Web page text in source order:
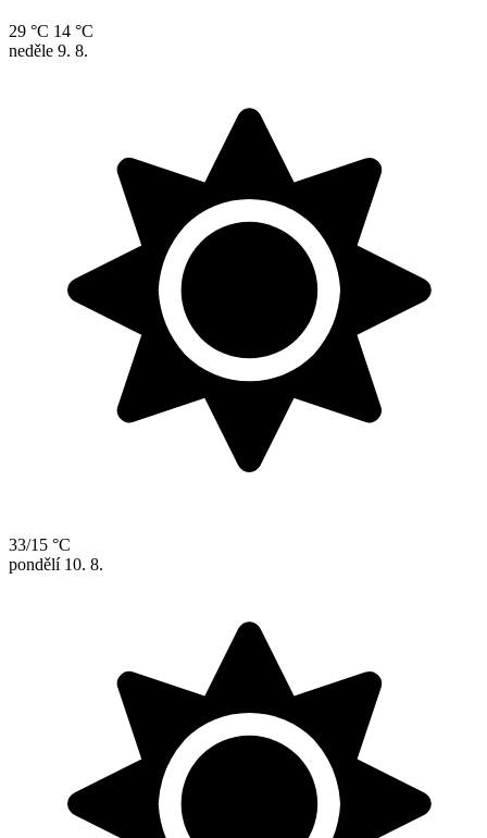
29 °C 14 °C
neděle 9. 8.
33/15 °C
pondělí 10. 8.